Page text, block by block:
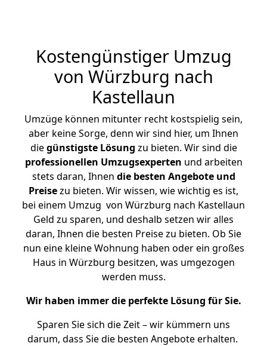
Kostengünstiger Umzug
von Würzburg nach
Kastellaun
Umzüge können mitunter recht kostspielig sein,
aber keine Sorge, denn wir sind hier, um Ihnen
diegünstigste Lösung zu bieten. Wir sind die
professionellen Umzugsexperten und arbeiten
stets daran, Ihnen die besten Angebote und
Preisezu bieten. Wir wissen, wie wichtig es ist,
bei einem Umzug von Würzburg nach Kastellaun
Geld zu sparen, und deshalb setzen wir alles
daran, Ihnen die besten Preise zu bieten. Ob Sie
nun eine kleine Wohnung haben oder ein großes
Haus in Würzburg besitzen, was umgezogen
werden muss.
Wir haben immer die perfekte Lösung für Sie.
Sparen Sie sich die Zeit – wir kümmern uns
darum, dass Sie die besten Angebote erhalten.